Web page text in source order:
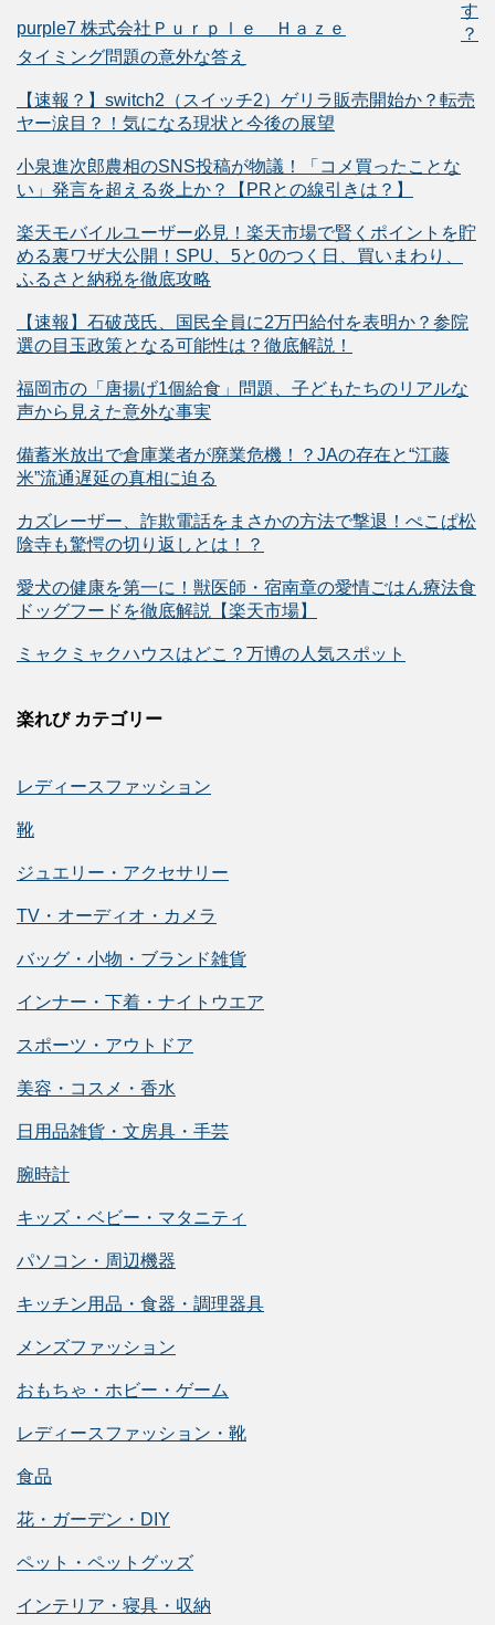
purple7 株式会社Ｐｕｒｐｌｅ Ｈａｚｅ
す
？
タイミング問題の意外な答え
【速報？】switch2（スイッチ2）ゲリラ販売開始か？転売
ヤー涙目？！気になる現状と今後の展望
小泉進次郎農相のSNS投稿が物議！「コメ買ったことな
い」発言を超える炎上か？【PRとの線引きは？】
楽天モバイルユーザー必見！楽天市場で賢くポイントを貯
める裏ワザ大公開！SPU、5と0のつく日、買いまわり、
ふるさと納税を徹底攻略
【速報】石破茂氏、国民全員に2万円給付を表明か？参院
選の目玉政策となる可能性は？徹底解説！
福岡市の「唐揚げ1個給食」問題、子どもたちのリアルな
声から見えた意外な事実
備蓄米放出で倉庫業者が廃業危機！？JAの存在と“江藤
米”流通遅延の真相に迫る
カズレーザー、詐欺電話をまさかの方法で撃退！ぺこぱ松
陰寺も驚愕の切り返しとは！？
愛犬の健康を第一に！獣医師・宿南章の愛情ごはん療法食
ドッグフードを徹底解説【楽天市場】
ミャクミャクハウスはどこ？万博の人気スポット
楽れび カテゴリー
レディースファッション
靴
ジュエリー・アクセサリー
TV・オーディオ・カメラ
バッグ・小物・ブランド雑貨
インナー・下着・ナイトウエア
スポーツ・アウトドア
美容・コスメ・香水
日用品雑貨・文房具・手芸
腕時計
キッズ・ベビー・マタニティ
パソコン・周辺機器
キッチン用品・食器・調理器具
メンズファッション
おもちゃ・ホビー・ゲーム
レディースファッション・靴
食品
花・ガーデン・DIY
ペット・ペットグッズ
インテリア・寝具・収納